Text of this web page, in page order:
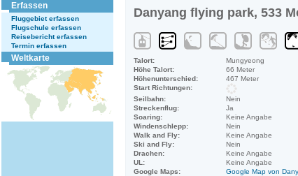
Erfassen
Fluggebiet erfassen
Flugschule erfassen
Reisebericht erfassen
Termin erfassen
Weltkarte
Danyang flying park, 533
Talort:
Mungyeong
Höhe Talort:
66 Meter
Höhenunterschied:
467 Meter
Start Richtungen:
Seilbahn:
Nein
Streckenflug:
Ja
Soaring:
Keine Angabe
Windenschlepp:
Nein
Walk and Fly:
Keine Angabe
Ski and Fly:
Nein
Drachen:
Keine Angabe
UL:
Keine Angabe
Google Maps:
Google Map von